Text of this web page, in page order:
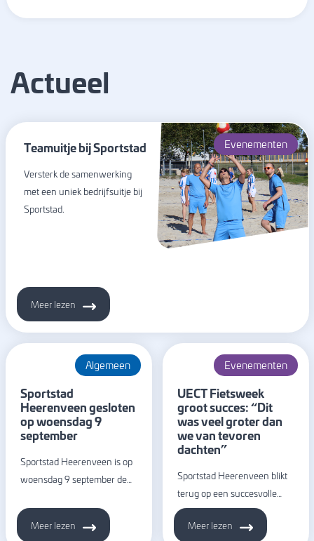
Actueel
Teamuitje bij Sportstad
Versterk de samenwerking
met een uniek bedrijfsuitje bij
Sportstad.
Evenementen
Meer lezen
Sportstad
Heerenveen gesloten
op woensdag 9
september
Sportstad Heerenveen is op
woensdag 9 september de…
Algemeen
Meer lezen
UECT Fietsweek
groot succes: “Dit
was veel groter dan
we van tevoren
dachten”
Sportstad Heerenveen blikt
terug op een succesvolle…
Evenementen
Meer lezen